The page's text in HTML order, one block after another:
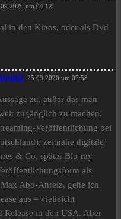
um 04:12
in den Kinos, oder als Dvd
25.09.2020 um 07:58
zu, außer das man
zugänglich zu machen.
Veröffentlichung bei
zeitnahe digitale
& Co, später Blu-ray
als
Abo-Anreiz, gehe ich
aus – vielleicht
Release in den USA. Aber